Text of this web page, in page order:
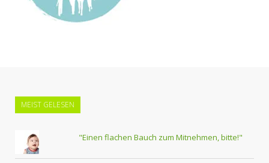
MEIST GELESEN
"Einen flachen Bauch zum Mitnehmen, bitte!"